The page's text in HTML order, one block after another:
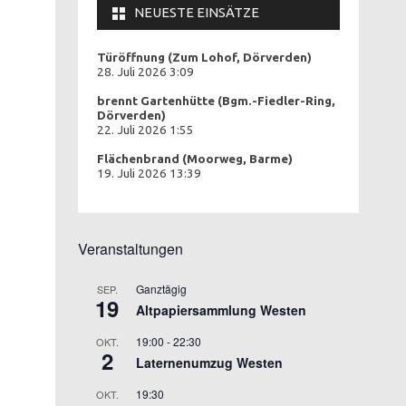
NEUESTE EINSÄTZE
Türöffnung (Zum Lohof, Dörverden)
28. Juli 2026 3:09
brennt Gartenhütte (Bgm.-Fiedler-Ring,
Dörverden)
22. Juli 2026 1:55
Flächenbrand (Moorweg, Barme)
19. Juli 2026 13:39
Veranstaltungen
SEP.
19
Ganztägig
Altpapiersammlung Westen
OKT.
2
19:00 -22:30
Laternenumzug Westen
OKT. 19:30